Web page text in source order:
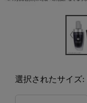
選択されたサイズ: